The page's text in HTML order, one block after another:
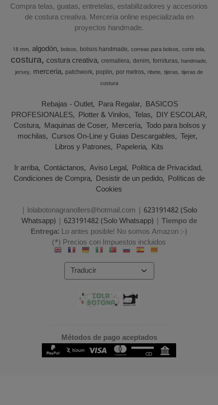
Compra telas, guatas, entretelas, estabilizadores y accesorios
de costura creativa. Mercería online especializada en
proyectos handmade.
18 mm algodón bolsos bolsos handmade correas para bolsos corte tela
costura costura creativa cremallera denim fornituras handmade
jersey merceria patchwork poplin por metros ribete tijeras tijeras de
costura
Rebajas - Outlet Para Regalar BASICOS
PROFESIONALES Plotter & Vinilos Telas DIY ESCOLAR
Costura Maquinas de Coser Mercería Todo para bolsos y
mochilas Cursos On-Line y Guias Descargables Tejer
Libros y Patrones Papeleria Kits
Ir arriba Contáctanos Aviso Legal Política de Privacidad
Condiciones de Compra Desistir de un pedido Políticas de
Cookies
| lolabotonagranollers@hotmail.com | 623191482 (Solo
Whatsapp) | 623191482 (Solo Whatsapp) | Tiempo de
Entrega:Lo antes posible! No somos Amazon :-)
(*) Precios con Impuestos incluidos
Métodos de pago aceptados